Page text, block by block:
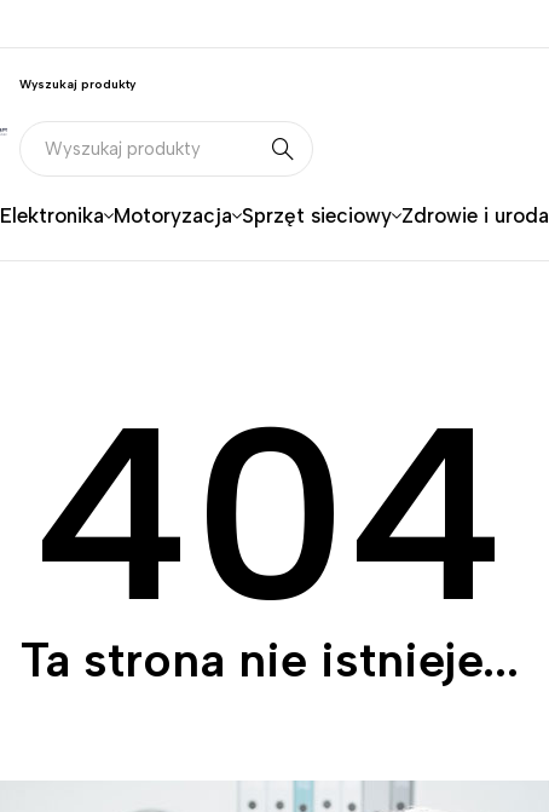
Wyszukaj produkty
Elektronika Motoryzacja Sprzęt sieciowy Zdrowie i uroda
404
Ta strona nie istnieje...